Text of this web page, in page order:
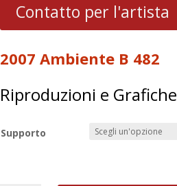
Contatto per l'artista
2007 Ambiente B 482
Riproduzioni e Grafiche
Supporto